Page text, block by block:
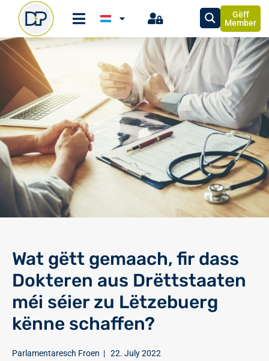
Gëff
Member
Wat gëtt gemaach, fir dass
Dokteren aus Drëttstaaten
méi séier zu Lëtzebuerg
kënne schaffen?
Parlamentaresch Froen | 22. July 2022